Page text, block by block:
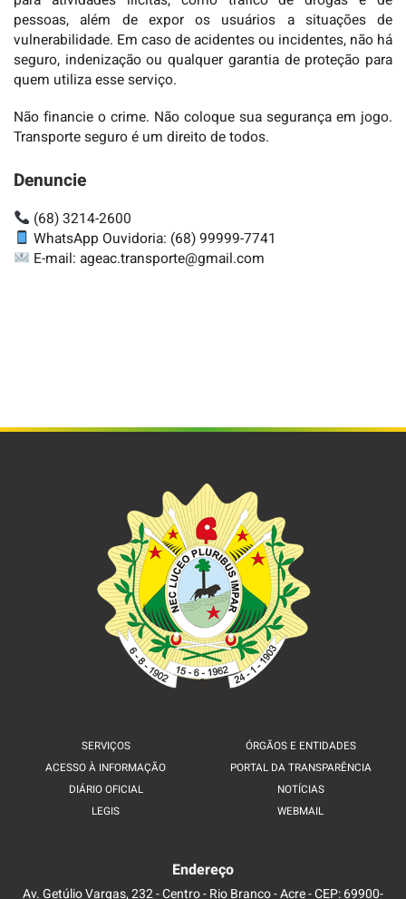
pessoas, além de expor os usuários a situações de
vulnerabilidade. Em caso de acidentes ou incidentes, não há
seguro, indenização ou qualquer garantia de proteção para
quem utiliza esse serviço.
Não financie o crime. Não coloque sua segurança em jogo.
Transporte seguro é um direito de todos.
Denuncie
(68) 3214-2600
WhatsApp Ouvidoria: (68) 99999-7741
E-mail: ageac.transporte@gmail.com
SERVIÇOS
ACESSO À INFORMAÇÃO
DIÁRIO OFICIAL
LEGIS
ÓRGÃOS E ENTIDADES
PORTAL DA TRANSPARÊNCIA
NOTÍCIAS
WEBMAIL
Endereço
Av. Getúlio Vargas, 232 - Centro - Rio Branco - Acre - CEP: 69900-